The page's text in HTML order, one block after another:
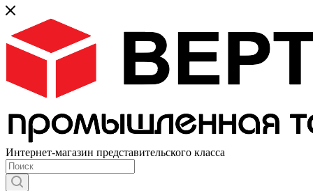
Интернет-магазин представительского класса